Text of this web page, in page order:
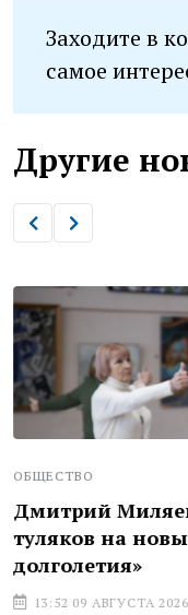
Заходите в
самое
Другие
ОБЩЕСТВО
Дмитрий
туляков на
долголетия»
13:52 09 АВГУСТА 2026